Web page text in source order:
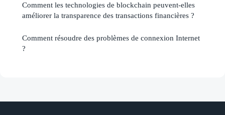
Comment les technologies de blockchain peuvent-elles
améliorer la transparence des transactions financières ?
Comment résoudre des problèmes de connexion Internet
?